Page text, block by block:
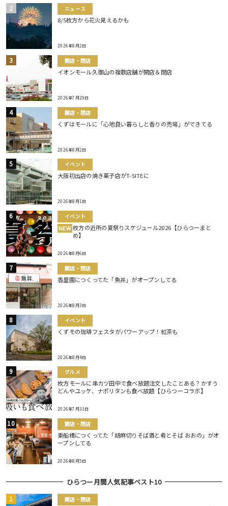
ニュース
8/5枚方から花火見えるかも
2026年8月2日
開店・閉店
イオンモール久御山の複数店舗が開店＆閉店
2026年7月29日
開店・閉店
くずはモールに「心地良い暮らしと香りの売場」ができてる
2026年8月2日
イベント
大阪初出店の焼き菓子店がT-SITEに
2026年8月1日
イベント
NEW 枚方の近所の夏祭りスケジュール2026【ひらつーまと
め】
2026年8月6日
開店・閉店
香里園につくってた「魚丼」がオープンしてる
2026年8月3日
イベント
くずモの珈琲フェスタがパワーアップ！紅茶も
2026年8月4日
グルメ
枚方モールに串カツ田中で食べ放題注文したことある？かすう
どんやユッケ、ナポリタンも食べ放題【ひらつーコラボ】
2026年7月31日
開店・閉店
東船橋につくってた「胡麻切りそば酒と肴とそば おおの」がオ
ープンしてる
2026年8月5日
ひらつー月間人気記事ベスト10
開店・閉店